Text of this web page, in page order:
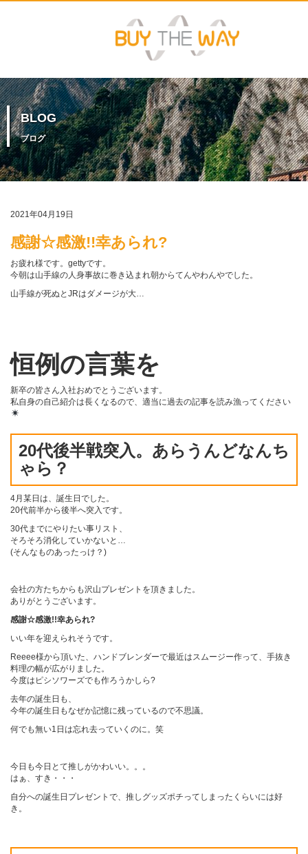
BLOG
ブログ
2021年04月19日
感謝☆感激!!幸あられ?
お疲れ様です。gettyです。
今朝は山手線の人身事故に巻き込まれ朝からてんやわんやでした。
山手線が死ぬとJRはダメージが大…
恒例の言葉を
新卒の皆さん入社おめでとうございます。
私自身の自己紹介は長くなるので、適当に過去の記事を読み漁ってください
20代後半戦突入。あらうんどなんち
ゃら？
4月某日は、誕生日でした。
20代前半から後半へ突入です。
30代までにやりたい事リスト、
そろそろ消化していかないと…
(そんなものあったっけ？)
会社の方たちからも沢山プレゼントを頂きました。
ありがとうございます。
感謝☆感激!!幸あられ?
いい年を迎えられそうです。
Reeee様から頂いた、ハンドブレンダーで最近はスムージー作って、手抜き
料理の幅が広がりました。
今度はピシソワーズでも作ろうかしら?
去年の誕生日も、
今年の誕生日もなぜか記憶に残っているので不思議。
何でも無い1日は忘れ去っていくのに。笑
今日も今日とて推しがかわいい。。。
はぁ、すき・・・
自分への誕生日プレゼントで、推しグッズポチってしまったくらいには好
き。